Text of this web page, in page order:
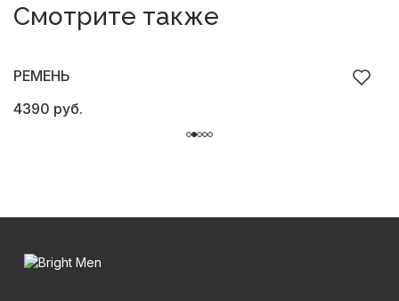
Смотрите также
РЕМЕНЬ
4390 руб.